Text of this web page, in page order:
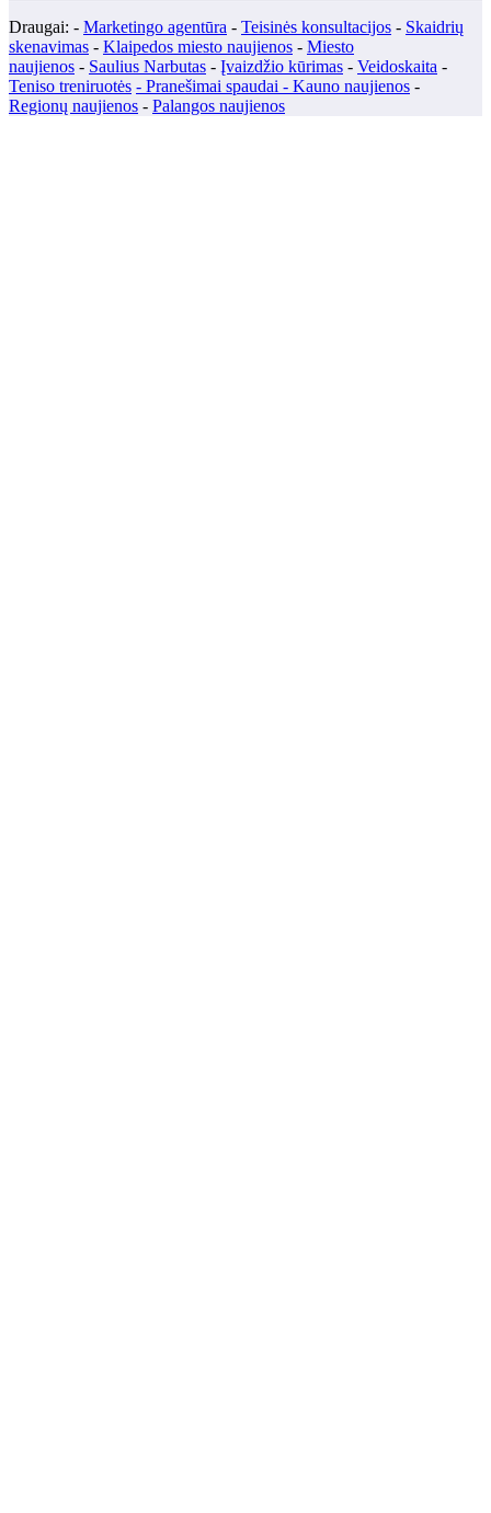
Draugai: - Marketingo agentūra - Teisinės konsultacijos - Skaidrių
skenavimas - Klaipedos miesto naujienos - Miesto
naujienos - Saulius Narbutas - Įvaizdžio kūrimas - Veidoskaita -
Teniso treniruotės - Pranešimai spaudai - Kauno naujienos -
Regionų naujienos - Palangos naujienos